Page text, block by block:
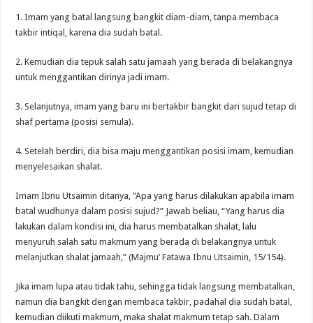
1. Imam yang batal langsung bangkit diam-diam, tanpa membaca
takbir intiqal, karena dia sudah batal.
2. Kemudian dia tepuk salah satu jamaah yang berada di belakangnya
untuk menggantikan dirinya jadi imam.
3. Selanjutnya, imam yang baru ini bertakbir bangkit dari sujud tetap di
shaf pertama (posisi semula).
4. Setelah berdiri, dia bisa maju menggantikan posisi imam, kemudian
menyelesaikan shalat.
Imam Ibnu Utsaimin ditanya, “Apa yang harus dilakukan apabila imam
batal wudhunya dalam posisi sujud?” Jawab beliau, “Yang harus dia
lakukan dalam kondisi ini, dia harus membatalkan shalat, lalu
menyuruh salah satu makmum yang berada di belakangnya untuk
melanjutkan shalat jamaah,” (Majmu’ Fatawa Ibnu Utsaimin, 15/154).
Jika imam lupa atau tidak tahu, sehingga tidak langsung membatalkan,
namun dia bangkit dengan membaca takbir, padahal dia sudah batal,
kemudian diikuti makmum, maka shalat makmum tetap sah. Dalam